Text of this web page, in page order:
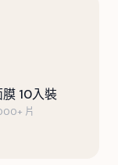
10入裝
片